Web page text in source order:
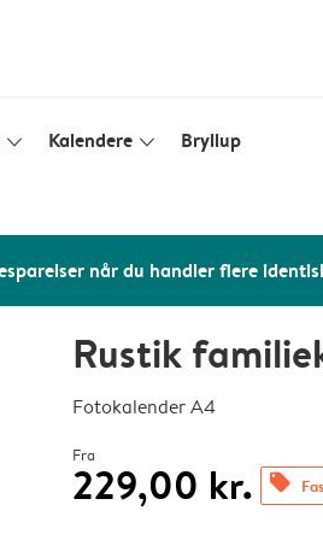
slim_arrow_down Kalendere slim_arrow_down Bryllup
når du handler flere
Rustik
Fotokalender A4
Fra
229,00 kr. offers